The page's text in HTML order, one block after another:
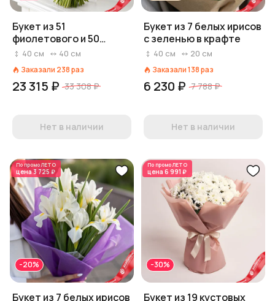
Букет из 51
фиолетового и 50
белых ирисов
40 см 40 см
Заказали 238раз
23 315 ₽ 33 308 ₽
Нет в наличии
Букет из 7 белых ирисов
с зеленью в крафте
40 см 20 см
Заказали138раз
6 230 ₽ 7 788 ₽
Нет в наличии
По промоЛЕТО
цена3 725 ₽
-20%
Букет из 7 белых ирисов
По промоЛЕТО
цена 6 991 ₽
-30%
Букет из 19 кустовых